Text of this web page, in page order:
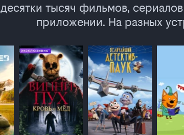
десятки тысяч фильмов,
приложении. На разных